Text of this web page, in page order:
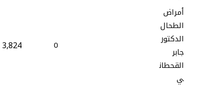
أمراض
الطحال
الدكتور
جابر
القحطان
ي
0
3,824